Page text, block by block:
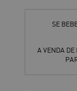
SE
A VENDA